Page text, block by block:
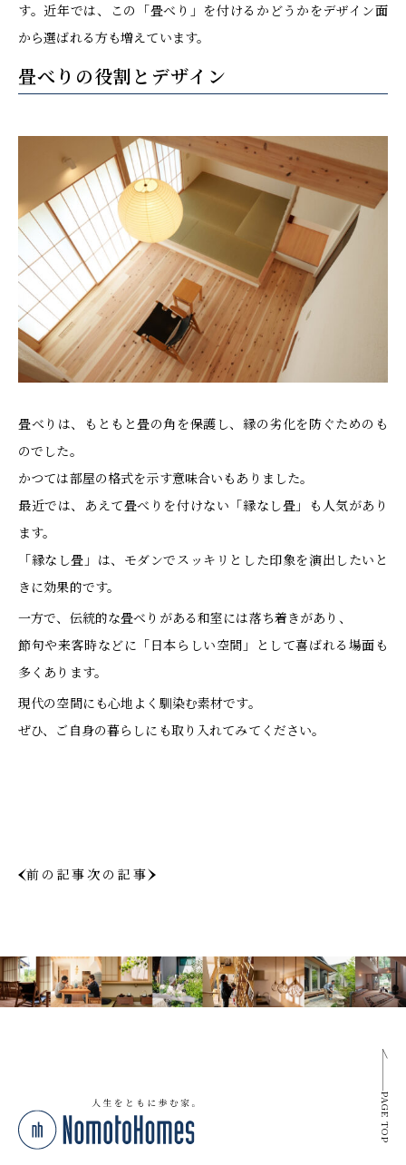
す。近年では、この「畳べり」を付けるかどうかをデザイン面
から選ばれる方も増えています。
畳べりの役割とデザイン
畳べりは、もともと畳の角を保護し、縁の劣化を防ぐためのも
のでした。
かつては部屋の格式を示す意味合いもありました。
最近では、あえて畳べりを付けない「縁なし畳」も人気があり
ます。
「縁なし畳」は、モダンでスッキリとした印象を演出したいと
きに効果的です。
一方で、伝統的な畳べりがある和室には落ち着きがあり、
節句や来客時などに「日本らしい空間」として喜ばれる場面も
多くあります。
現代の空間にも心地よく馴染む素材です。
ぜひ、ご自身の暮らしにも取り入れてみてください。
前の記事次の記事
PAGE TOP